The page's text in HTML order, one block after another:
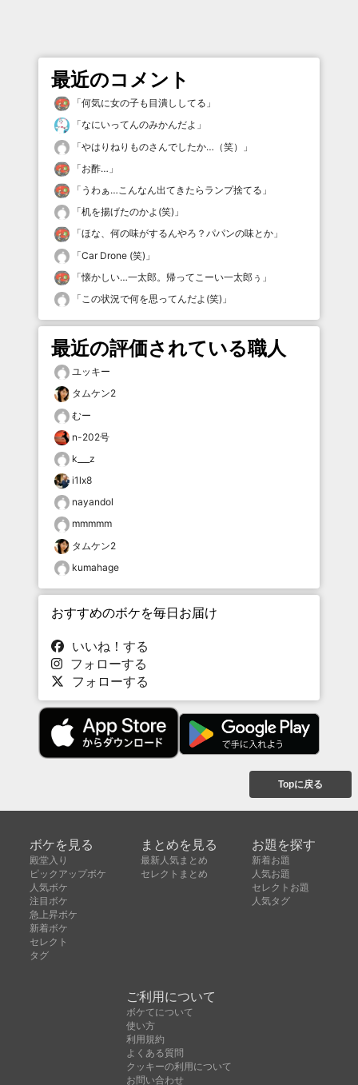
最近のコメント
「何気に女の子も目潰ししてる 」
「なにいってんのみかんだよ 」
「やはりねりものさんでしたか…（笑）
」
「お酢… 」
「 うわぁ…こんなん出てきたらランプ捨てる 」
「机を揚げたのかよ(笑) 」
「ほな、何の味がするんやろ？パパンの味とか 」
「Car Drone (笑) 」
「懐かしい…一太郎。帰ってこーい一太郎ぅ 」
「 この状況で何を思ってんだよ(笑) 」
最近の評価されている職人
ユッキー
タムケン2
むー
n-202号
k___z
i1lx8
nayandol
mmmmm
タムケン2
kumahage
おすすめのボケを毎日お届け
いいね！する
フォローする
フォローする
Topに戻る
ボケを見る
殿堂入り
ピックアップボケ
人気ボケ
注目ボケ
急上昇ボケ
新着ボケ
セレクト
タグ
まとめを見る
最新人気まとめ
セレクトまとめ
お題を探す
新着お題
人気お題
セレクトお題
人気タグ
ご利用について
ボケてについて
使い方
利用規約
よくある質問
クッキーの利用について
お問い合わせ